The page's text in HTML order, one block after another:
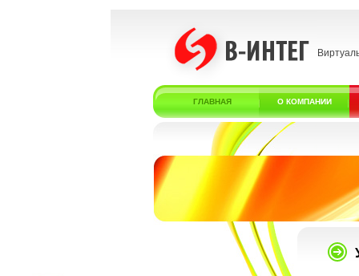
ГЛАВНАЯ О КОМПАНИИ